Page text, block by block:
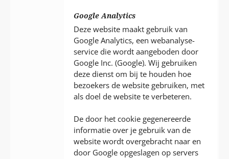
Google Analytics
Deze website maakt gebruik van
Google Analytics, een webanalyse-
service die wordt aangeboden door
Google Inc. (Google). Wij gebruiken
deze dienst om bij te houden hoe
bezoekers de website gebruiken, met
als doel de website te verbeteren.
De door het cookie gegenereerde
informatie over je gebruik van de
website wordt overgebracht naar en
door Google opgeslagen op servers